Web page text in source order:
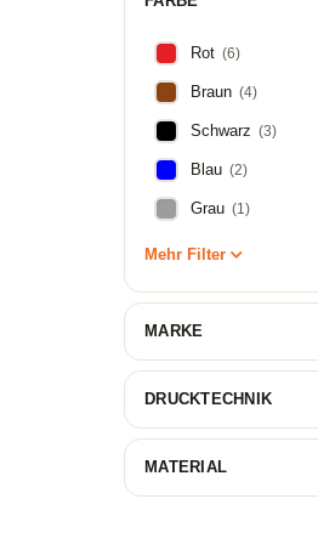
Rot (6)
Braun (4)
Schwarz (3)
Blau (2)
Grau (1)
Mehr Filter
MARKE
DRUCKTECHNIK
MATERIAL